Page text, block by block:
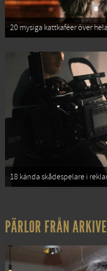
20 mysiga kattkaféer över
18 kända skådespelare i
PÄRLOR FRÅN